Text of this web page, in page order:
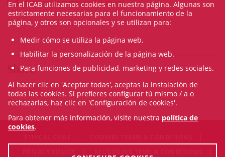
formacioincompany@icab.cat
Share
En el ICAB utilizamos cookies en nuestra página. Algunas son
estrictamente necesarias para el funcionamiento de la
página, y otros son opcionales y se utilizan para:
Medir cómo se utiliza la página web.
Habilitar la personalización de la página web.
Para funciones de publicidad, marketing y redes sociales.
Al hacer clic en 'Aceptar todas', aceptas la instalación de
todas las cookies. Si prefieres configurar tú mismo / a o
rechazarlas, haz clic en 'Configuración de cookies'.
Para obtener más información, visite nuestra política de
cookies.